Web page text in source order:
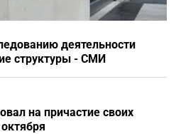
деятельности
структуры - СМИ
на причастие своих